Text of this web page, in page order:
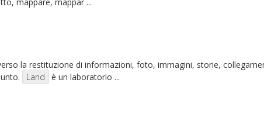
la restituzione di informazioni, foto, immagini, storie,
Land
è un laboratorio ...